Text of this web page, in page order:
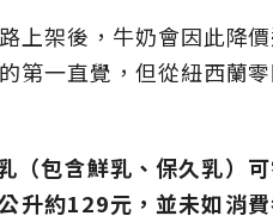
上架後，牛奶會因此降
第一直覺，但從紐西蘭
（包含鮮乳、保久乳）
升約129元，並未如消